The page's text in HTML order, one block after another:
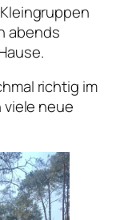
abends
richtig im
viele neue